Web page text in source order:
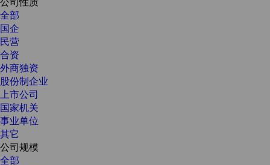
全部
国企
民营
合资
外商独资
股份制企业
上市公司
国家机关
事业单位
其它
公司规模
全部